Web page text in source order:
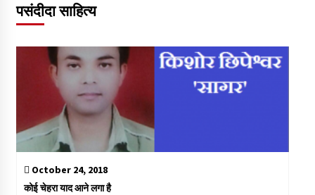
पसंदीदा साहित्य
October 24, 2018
कोई चेहरा याद आने लगा है